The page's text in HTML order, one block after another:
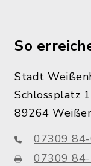
So
Stadt
Schlossplatz 1
89264
07309
07309